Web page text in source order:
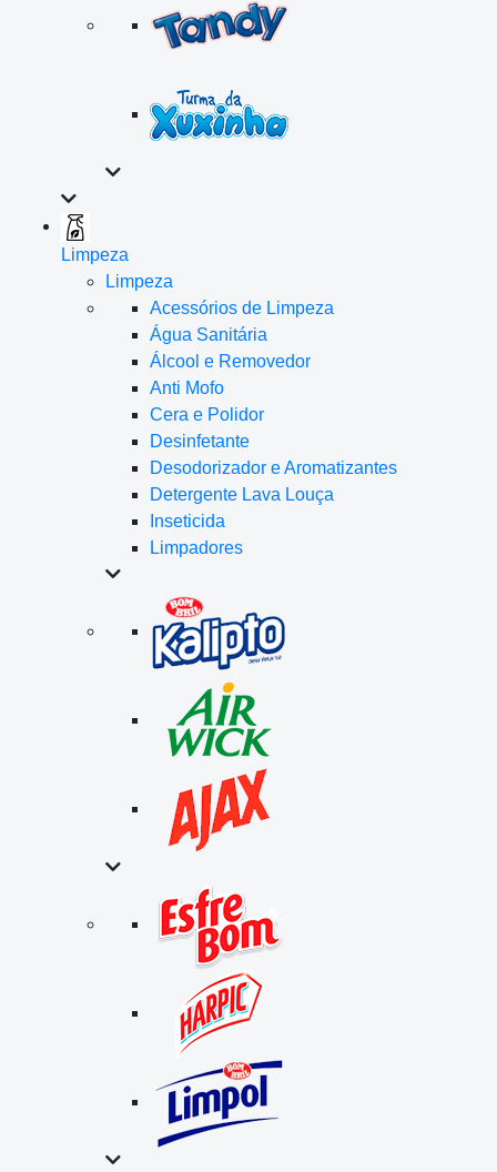
Limpeza
Limpeza
Acessórios de Limpeza
Água Sanitária
Álcool e Removedor
Anti Mofo
Cera e Polidor
Desinfetante
Desodorizador e Aromatizantes
Detergente Lava Louça
Inseticida
Limpadores